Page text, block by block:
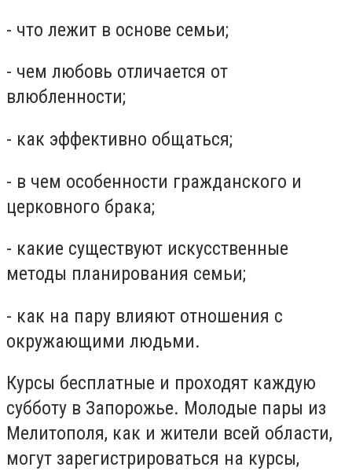
- что лежит в основе семьи;
- чем любовь отличается от
влюбленности;
- как эффективно общаться;
- в чем особенности гражданского и
церковного брака;
- какие существуют искусственные
методы планирования семьи;
- как на пару влияют отношения с
окружающими людьми.
Курсы бесплатные и проходят каждую
субботу в Запорожье. Молодые пары из
Мелитополя, как и жители всей области,
могут зарегистрироваться на курсы,